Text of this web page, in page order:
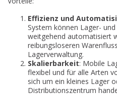
Effizienz und
System können Lager-
weitgehend automatisiert
reibungsloseren
Lagerverwaltung.
Skalierbarkeit: Mobile
flexibel und für alle Arten
sich um ein kleines Lager
Distributionszentrum